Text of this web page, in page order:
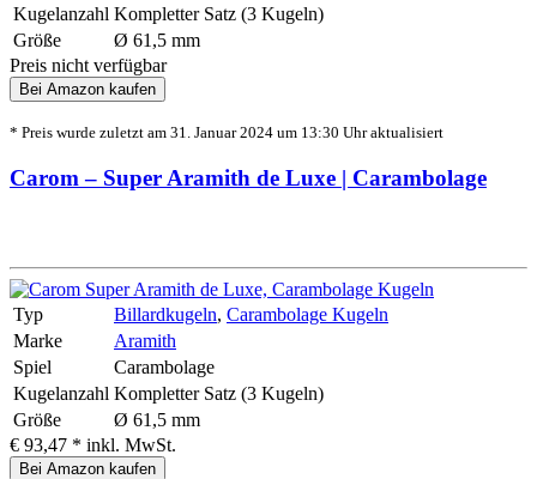
Kugelanzahl Kompletter Satz (3 Kugeln)
Größe
Ø 61,5 mm
Preis nicht verfügbar
Bei Amazon kaufen
* Preis wurde zuletzt am 31. Januar 2024 um 13:30 Uhr aktualisiert
Carom – Super Aramith de Luxe | Carambolage
Typ Billardkugeln, Carambolage Kugeln
Marke
Aramith
Spiel
Carambolage
Kugelanzahl Kompletter Satz (3 Kugeln)
Größe
Ø 61,5 mm
€ 93,47 * inkl. MwSt.
Bei Amazon kaufen